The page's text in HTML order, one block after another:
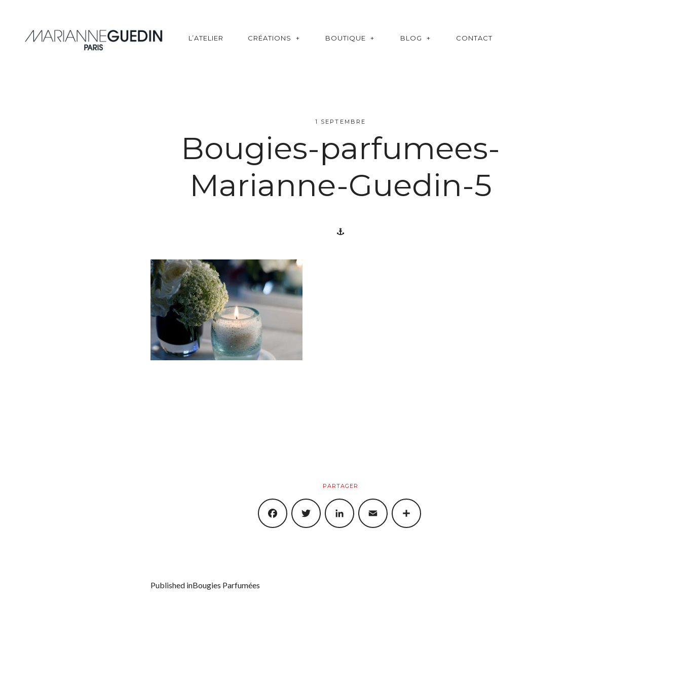
L’ATELIER CRÉATIONS BOUTIQUE BLOG CONTACT
1 SEPTEMBRE
Bougies-parfumees-
Marianne-Guedin-5
PARTAGER
FACEBOOKTWITTERLINKEDINEMAIL SHARE
Published inBougies Parfumées